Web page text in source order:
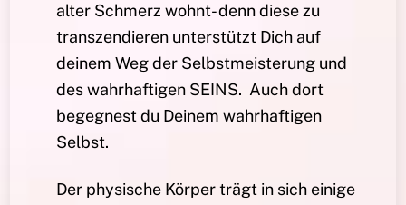
alter Schmerz wohnt- denn diese zu
transzendieren unterstützt Dich auf
deinem Weg der Selbstmeisterung und
des wahrhaftigen SEINS. Auch dort
begegnest du Deinem wahrhaftigen
Selbst.
Der physische Körper trägt in sich einige